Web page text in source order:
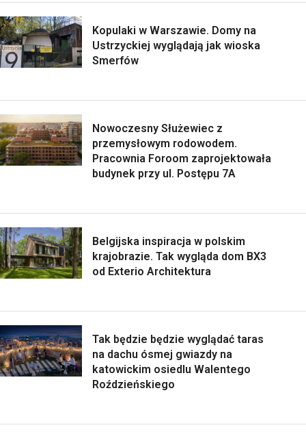
Kopulaki w Warszawie. Domy na
Ustrzyckiej wyglądają jak wioska
Smerfów
Nowoczesny Służewiec z
przemysłowym rodowodem.
Pracownia Foroom zaprojektowała
budynek przy ul. Postępu 7A
Belgijska inspiracja w polskim
krajobrazie. Tak wygląda dom BX3
od Exterio Architektura
Tak będzie będzie wyglądać taras
na dachu ósmej gwiazdy na
katowickim osiedlu Walentego
Roździeńskiego